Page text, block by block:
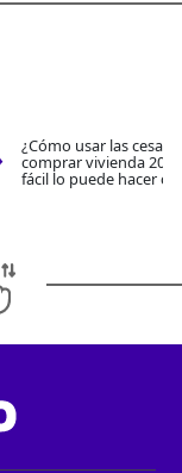
¿Cómo usar las
comprar vivienda
fácil lo puede hacer